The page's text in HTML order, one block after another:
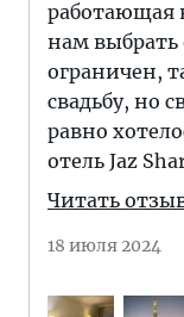
работающая
нам выбрать
ограничен,
свадьбу, но
равно
отель Jaz
Читать
18 июля 2024